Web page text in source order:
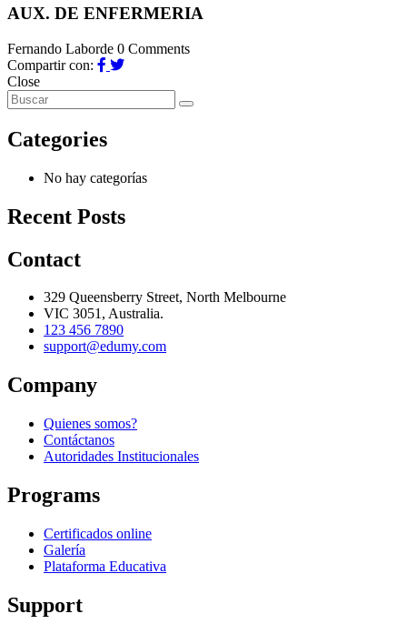
AUX. DE ENFERMERIA
Fernando Laborde 0 Comments
Compartir con:
Close
Categories
No hay categorías
Recent Posts
Contact
329 Queensberry Street, North Melbourne
VIC 3051, Australia.
123 456 7890
support@edumy.com
Company
Quienes somos?
Contáctanos
Autoridades Institucionales
Programs
Certificados online
Galería
Plataforma Educativa
Support